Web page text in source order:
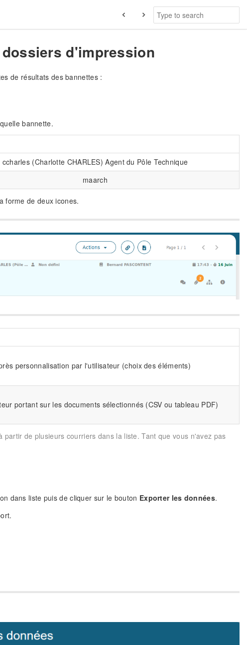
d'impression
de résultats des bannettes :
bannette.
ccharles (Charlotte CHARLES) Agent du Pôle Technique
maarch
forme de deux icones.
personnalisation par l'utilisateur (choix des éléments)
portant sur les documents sélectionnés (CSV ou tableau PDF)
de plusieurs courriers dans la liste. Tant que vous n'avez pas
dans liste puis de cliquer sur le bouton Exporter les données.